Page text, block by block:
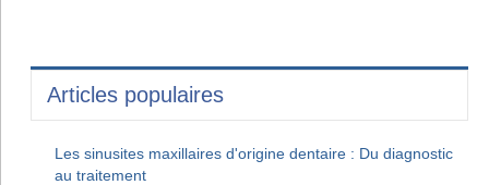
Articles populaires
Les sinusites maxillaires d'origine dentaire : Du diagnostic
au traitement